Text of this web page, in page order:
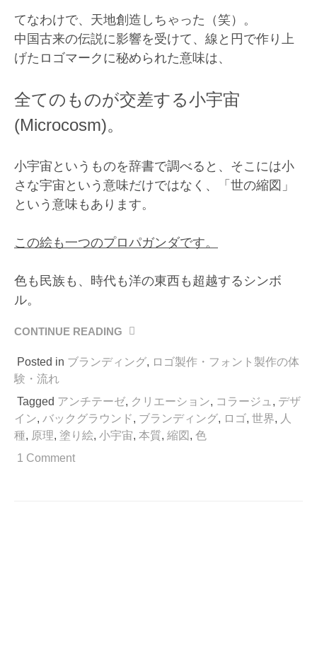
てなわけで、天地創造しちゃった（笑）。
中国古来の伝説に影響を受けて、線と円で作り上
げたロゴマークに秘められた意味は、
全てのものが交差する小宇宙
(Microcosm)。
小宇宙というものを辞書で調べると、そこには小
さな宇宙という意味だけではなく、「世の縮図」
という意味もあります。
この絵も一つのプロパガンダです。
色も民族も、時代も洋の東西も超越するシンボ
ル。
CONTINUE READING
“小
宙
楽
し
む。”
Posted in ブランディング, ロゴ製作・フォント製作の体
験・流れ
Tagged アンチテーゼ, クリエーション, コラージュ , デザ
イン, バックグラウンド, ブランディング, ロゴ, 世界, 人
種, 原理, 塗り絵, 小宇宙, 本質, 縮図 , 色
1 Comment